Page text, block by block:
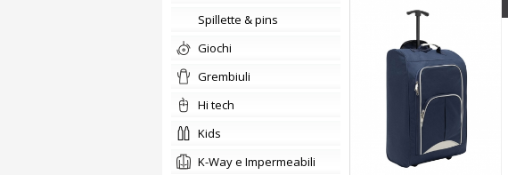
Spillette & pins
giochi
Grembiuli
hi tech
kids
K-Way e Impermeabili